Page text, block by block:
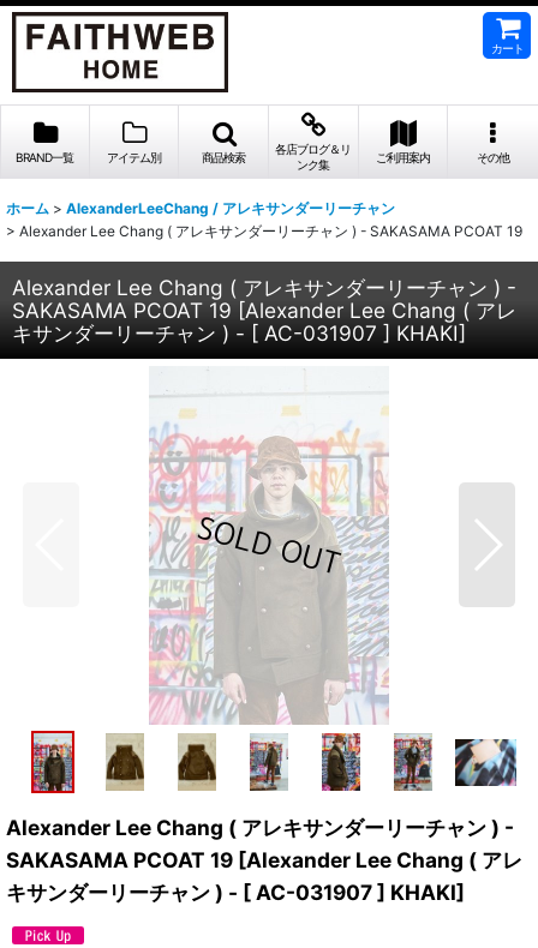
カート
BRAND一覧 アイテム別 商品検索
各店ブログ＆リ
ンク集
ご利用案内 その他
ホーム > AlexanderLeeChang / アレキサンダーリーチャン
> Alexander Lee Chang ( アレキサンダーリーチャン ) - SAKASAMA PCOAT 19
Alexander Lee Chang ( アレキサンダーリーチャン ) -
SAKASAMA PCOAT 19 [Alexander Lee Chang ( アレ
キサンダーリーチャン ) - [ AC-031907 ] KHAKI]
Alexander Lee Chang ( アレキサンダーリーチャン ) -
SAKASAMA PCOAT 19 [Alexander Lee Chang ( アレ
キサンダーリーチャン ) - [ AC-031907 ] KHAKI]